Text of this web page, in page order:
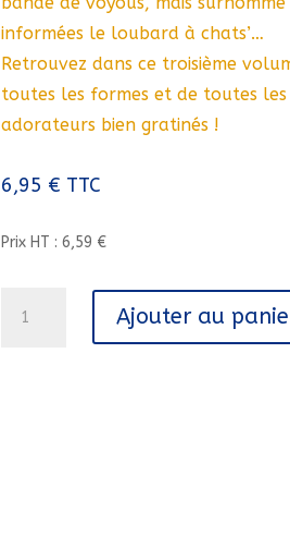
informées le loubard à chats’…
Retrouvez dans ce troisième
toutes les formes et de toutes
adorateurs bien gratinés !
6,95 € TTC
Prix HT : 6,59 €
Ajouter au